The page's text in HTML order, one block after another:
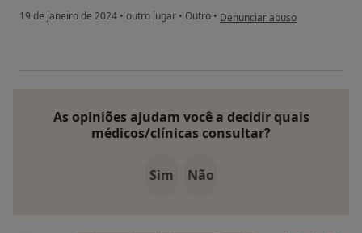
19 de janeiro de 2024 • outro lugar • Outro • na opinião do utilizador João
Denunciar abuso
As opiniões ajudam você a decidir quais
médicos/clínicas consultar?
Sim Não